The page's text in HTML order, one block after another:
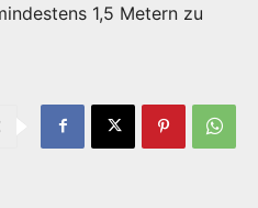
1,5 Metern zu